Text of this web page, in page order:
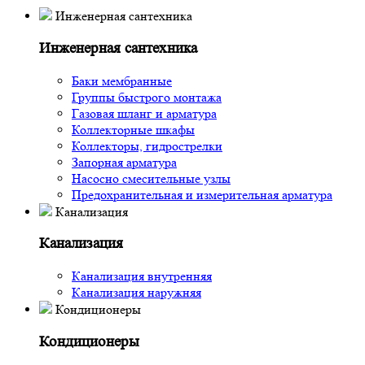
Инженерная сантехника
Инженерная сантехника
Баки мембранные
Группы быстрого монтажа
Газовая шланг и арматура
Коллекторные шкафы
Коллекторы, гидрострелки
Запорная арматура
Насосно смесительные узлы
Предохранительная и измерительная арматура
Канализация
Канализация
Канализация внутренняя
Канализация наружняя
Кондиционеры
Кондиционеры